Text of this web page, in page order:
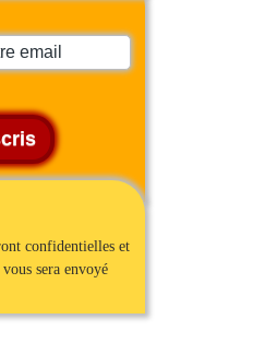
confidentielles et
sera envoyé